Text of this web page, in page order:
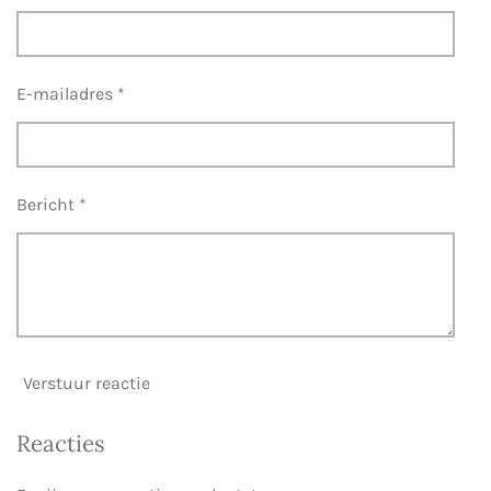
E-mailadres *
Bericht *
Verstuur reactie
Reacties